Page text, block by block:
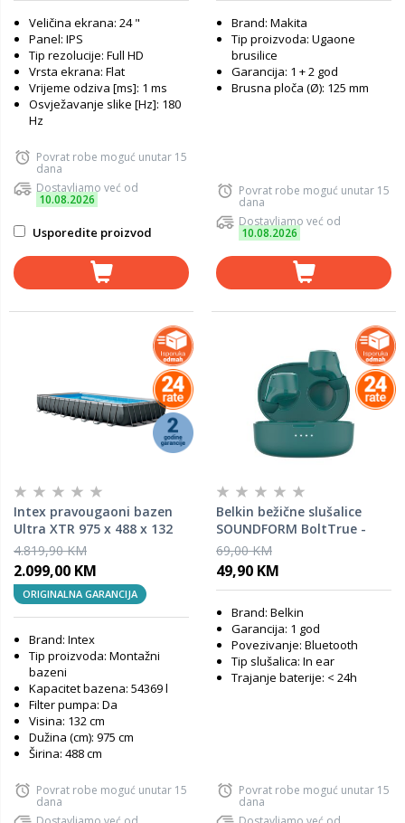
Veličina ekrana: 24 "
Panel: IPS
Tip rezolucije: Full HD
Vrsta ekrana: Flat
Vrijeme odziva [ms]: 1 ms
Osvježavanje slike [Hz]: 180
Hz
Povrat robe moguć unutar 15
dana
Dostavljamo već od
10.08.2026
Usporedite proizvod
Brand: Makita
Tip proizvoda: Ugaone
brusilice
Garancija: 1 + 2 god
Brusna ploča (Ø): 125 mm
Povrat robe moguć unutar 15
dana
Dostavljamo već od
10.08.2026
Intex pravougaoni bazen
Ultra XTR 975 x 488 x 132
cm set sa pumpom i
opremom – 26374NP
4.819,90 KM
2.099,00 KM
ORIGINALNA GARANCIJA
Brand: Intex
Tip proizvoda: Montažni
bazeni
Kapacitet bazena: 54369 l
Filter pumpa: Da
Visina: 132 cm
Dužina (cm): 975 cm
Širina: 488 cm
Povrat robe moguć unutar 15
dana
Belkin bežične slušalice
SOUNDFORM BoltTrue -
tirkizne
69,00 KM
49,90 KM
Brand: Belkin
Garancija: 1 god
Povezivanje: Bluetooth
Tip slušalica: In ear
Trajanje baterije: < 24h
Povrat robe moguć unutar 15
dana